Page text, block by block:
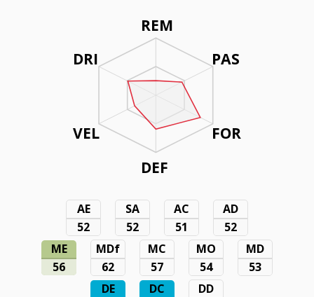
REM
PAS
FOR
DEF
DRI
VEL
AE
52
SA
52
AC
51
AD
52
ME
56
MDf
62
MC
57
MO
54
MD
53
DE
DC
DD